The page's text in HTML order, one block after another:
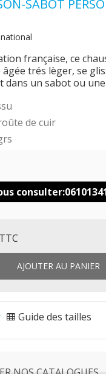
SABOT
national
française, ce
trés lèger, se
dans un sabot ou
de cuir
TTC
AJOUTER AU PANIER
Guide des tailles